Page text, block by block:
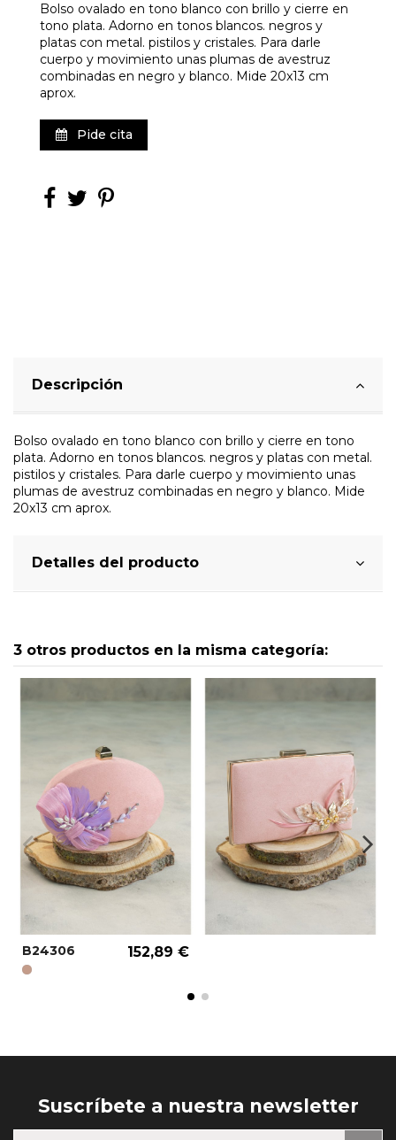
Bolso ovalado en tono blanco con brillo y cierre en
tono plata. Adorno en tonos blancos. negros y
platas con metal. pistilos y cristales. Para darle
cuerpo y movimiento unas plumas de avestruz
combinadas en negro y blanco. Mide 20x13 cm
aprox.
Pide cita
Descripción
Bolso ovalado en tono blanco con brillo y cierre en tono
plata. Adorno en tonos blancos. negros y platas con metal.
pistilos y cristales. Para darle cuerpo y movimiento unas
plumas de avestruz combinadas en negro y blanco. Mide
20x13 cm aprox.
Detalles del producto
3 otros productos en la misma categoría:
B24306
NUDE OSCURO REF.: 000021
152,89 €
Suscríbete a nuestra newsletter